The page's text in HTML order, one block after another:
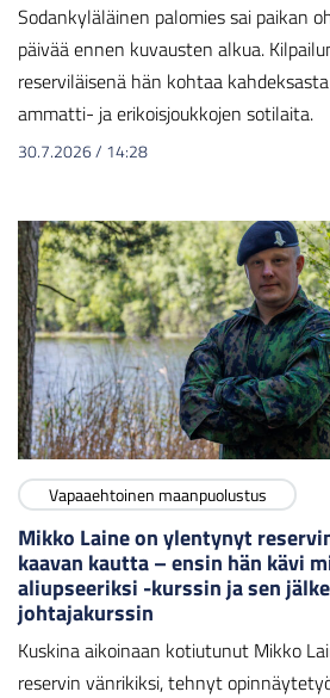
Sodankyläläinen palomies sai paikan
päivää ennen kuvausten alkua.
reserviläisenä hän kohtaa
ammatti- ja erikoisjoukkojen sotilaita.
30.7.2026/ 14:28
Vapaaehtoinen maanpuolustus
Mikko Laine on ylentynyt
kaavan kautta – ensin hän kävi
aliupseeriksi -kurssin ja sen
johtajakurssin
Kuskina aikoinaan kotiutunut Mikko
reservin vänrikiksi, tehnyt